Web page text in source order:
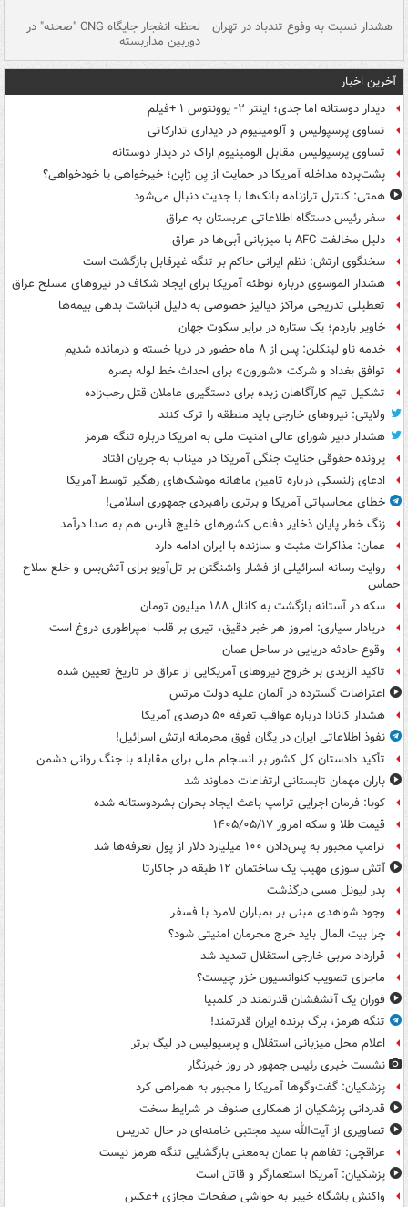
هشدار نسبت به وفوع تندباد در تهران لحظه انفجار جایگاه CNG "صحنه" در
دوربین مداربسته
آخرین اخبار
دیدار دوستانه اما جدی؛ اینتر ۲- یوونتوس ۱ +فیلم
تساوی پرسپولیس و آلومینیوم در دیداری تدارکاتی
تساوی پرسپولیس مقابل الومینیوم اراک در دیدار دوستانه
پشت‌پرده مداخله آمریکا در حمایت از یِن ژاپن؛ خیرخواهی یا خودخواهی؟
همتی: کنترل ترازنامه بانک‌ها با جدیت دنبال می‌شود
سفر رئیس دستگاه اطلاعاتی عربستان به عراق
دلیل مخالفت AFC با میزبانی آبی‌ها در عراق
سخنگوی ارتش: نظم ایرانی حاکم بر تنگه غیرقابل بازگشت است
هشدار الموسوی درباره توطئه آمریکا برای ایجاد شکاف در نیروهای مسلح عراق
تعطیلی تدریجی مراکز دیالیز خصوصی به دلیل انباشت بدهی بیمه‌ها
خاویر باردم؛ یک ستاره در برابر سکوت جهان
خدمه ناو لینکلن: پس از ۸ ماه حضور در دریا خسته و درمانده‌ شدیم
توافق بغداد و شرکت «شورون» برای احداث خط لوله بصره
تشکیل تیم کارآگاهان زبده برای دستگیری عاملان قتل رجب‌زاده
ولایتی: نیروهای خارجی باید منطقه را ترک کنند
هشدار دبیر شورای عالی امنیت ملی به امریکا درباره تنگه هرمز
پرونده حقوقی جنایت جنگی آمریکا در میناب به جریان افتاد
ادعای زلنسکی درباره تامین ماهانه موشک‌های رهگیر توسط آمریکا
خطای محاسباتی آمریکا و برتری راهبردی جمهوری اسلامی!
زنگ خطر پایان ذخایر دفاعی کشورهای خلیج فارس هم به صدا درآمد
عمان: مذاکرات مثبت و سازنده با ایران ادامه دارد
روایت رسانه اسرائیلی از فشار واشنگتن بر تل‌آویو برای آتش‌بس و خلع سلاح
حماس
سکه در آستانه بازگشت به کانال ۱۸۸ میلیون تومان
دریادار سیاری: امروز هر خبر دقیق، تیری بر قلب امپراطوری دروغ است
وقوع حادثه دریایی در ساحل عمان
تاکید الزیدی بر خروج نیروهای آمریکایی از عراق در تاریخ تعیین شده
اعتراضات گسترده در آلمان علیه دولت مرتس
هشدار کانادا درباره عواقب تعرفه ۵۰ درصدی آمریکا
نفوذ اطلاعاتی ایران در یگان فوق محرمانه ارتش اسرائیل!
تأکید دادستان کل کشور بر انسجام ملی برای مقابله با جنگ روانی دشمن
باران مهمان تابستانی ارتفاعات دماوند شد
کوبا: فرمان اجرایی ترامپ باعث ایجاد بحران بشردوستانه شده
قیمت طلا و سکه امروز ۱۴۰۵/۰۵/۱۷
ترامپ مجبور به پس‌دادن ۱۰۰ میلیارد دلار از پول تعرفه‌ها شد
آتش سوزی مهیب یک ساختمان ۱۲ طبقه در جاکارتا
پدر لیونل مسی درگذشت
وجود شواهدی مبنی بر بمباران لامرد با فسفر
چرا بیت المال باید خرج مجرمان امنیتی شود؟
قرارداد مربی خارجی استقلال تمدید شد
ماجرای تصویب کنوانسیون خزر چیست؟
فوران یک آتشفشان قدرتمند در کلمبیا
تنگه هرمز، برگ برنده ایران قدرتمند!
اعلام محل میزبانی استقلال و پرسپولیس در لیگ برتر
نشست خبری رئیس جمهور در روز خبرنگار
پزشکیان: گفت‌وگوها آمریکا را مجبور به همراهی کرد
قدردانی پزشکیان از همکاری صنوف در شرایط سخت
تصاویری از آیت‌الله سید مجتبی خامنه‌ای در حال تدریس
عراقچی: تفاهم با عمان به‌معنی بازگشایی تنگه هرمز نیست
پزشکیان: آمریکا استعمارگر و قاتل است
واکنش باشگاه خیبر به حواشی صفحات مجازی +عکس